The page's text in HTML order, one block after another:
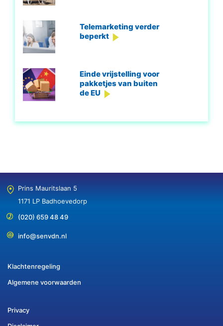
Telemarketing verder
beperkt
Einde vrijstelling voor
pakketjes van buiten
de EU
Prins Mauritslaan 5
1171 LP Badhoevedorp
(020) 659 48 49
info@senvdn.nl
Klachtenregeling
Algemene voorwaarden
Privacy